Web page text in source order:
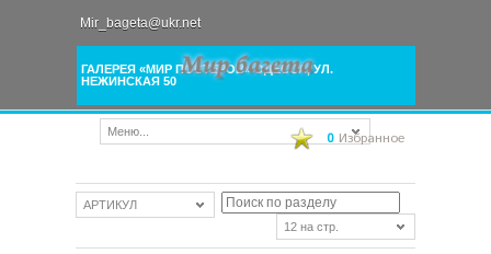
Mir_bageta@ukr.net
ГАЛЕРЕЯ «МИР ПОСТЕРОВ» ОДЕССА, УЛ.
НЕЖИНСКАЯ 50
Меню... 0 Избранное
АРТИКУЛ
12 на стр.